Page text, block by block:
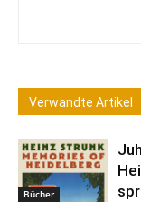
Verwandte Artikel
Bücher